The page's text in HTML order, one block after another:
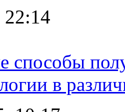
22:14
способы
в